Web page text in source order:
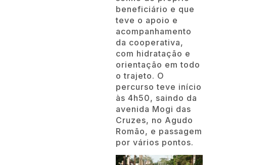
beneficiário e que
teve o apoio e
acompanhamento
da cooperativa,
com hidratação e
orientação em todo
o trajeto. O
percurso teve início
às 4h50, saindo da
avenida Mogi das
Cruzes, no Agudo
Romão, e passagem
por vários pontos.